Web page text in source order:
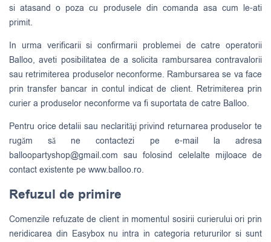
si atasand o poza cu produsele din comanda asa cum le-ati
primit.
In urma verificarii si confirmarii problemei de catre operatorii
Balloo, aveti posibilitatea de a solicita rambursarea contravalorii
sau retrimiterea produselor neconforme. Rambursarea se va face
prin transfer bancar in contul indicat de client. Retrimiterea prin
curier a produselor neconforme va fi suportata de catre Balloo.
Pentru orice detalii sau neclarităţi privind returnarea produselor te
rugăm să ne contactezi pe e-mail la adresa
balloopartyshop@gmail.com sau folosind celelalte mijloace de
contact existente pe www.balloo.ro.
Refuzul de primire
Comenzile refuzate de client in momentul sosirii curierului ori prin
neridicarea din Easybox nu intra in categoria retururilor si sunt